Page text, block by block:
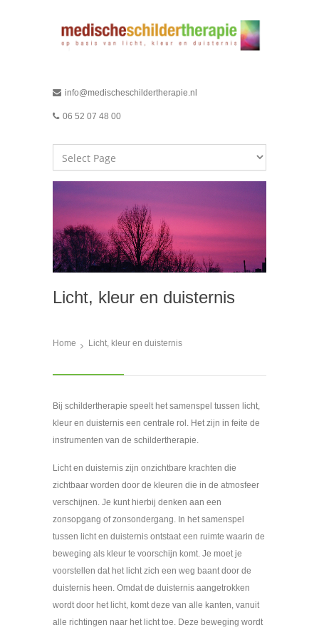
info@medischeschildertherapie.nl
06 52 07 48 00
Licht, kleur en duisternis
Home Licht, kleur en duisternis
Bij schildertherapie speelt het samenspel tussen licht,
kleur en duisternis een centrale rol. Het zijn in feite de
instrumenten van de schildertherapie.
Licht en duisternis zijn onzichtbare krachten die
zichtbaar worden door de kleuren die in de atmosfeer
verschijnen. Je kunt hierbij denken aan een
zonsopgang of zonsondergang. In het samenspel
tussen licht en duisternis ontstaat een ruimte waarin de
beweging als kleur te voorschijn komt. Je moet je
voorstellen dat het licht zich een weg baant door de
duisternis heen. Omdat de duisternis aangetrokken
wordt door het licht, komt deze van alle kanten, vanuit
alle richtingen naar het licht toe. Deze beweging wordt